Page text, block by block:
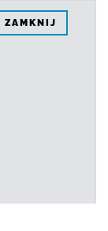
ZAMKNIJ